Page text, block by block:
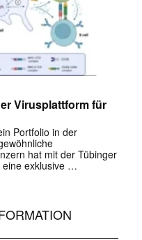
Virusplattform für
Portfolio in der
hat mit der Tübinger
eine exklusive …